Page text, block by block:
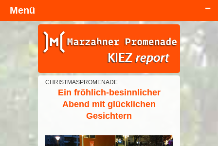
Kopfzeile
CHRISTMASPROMENADE
Ein fröhlich-besinnlicher
Abend mit glücklichen
Gesichtern
Menü ≡